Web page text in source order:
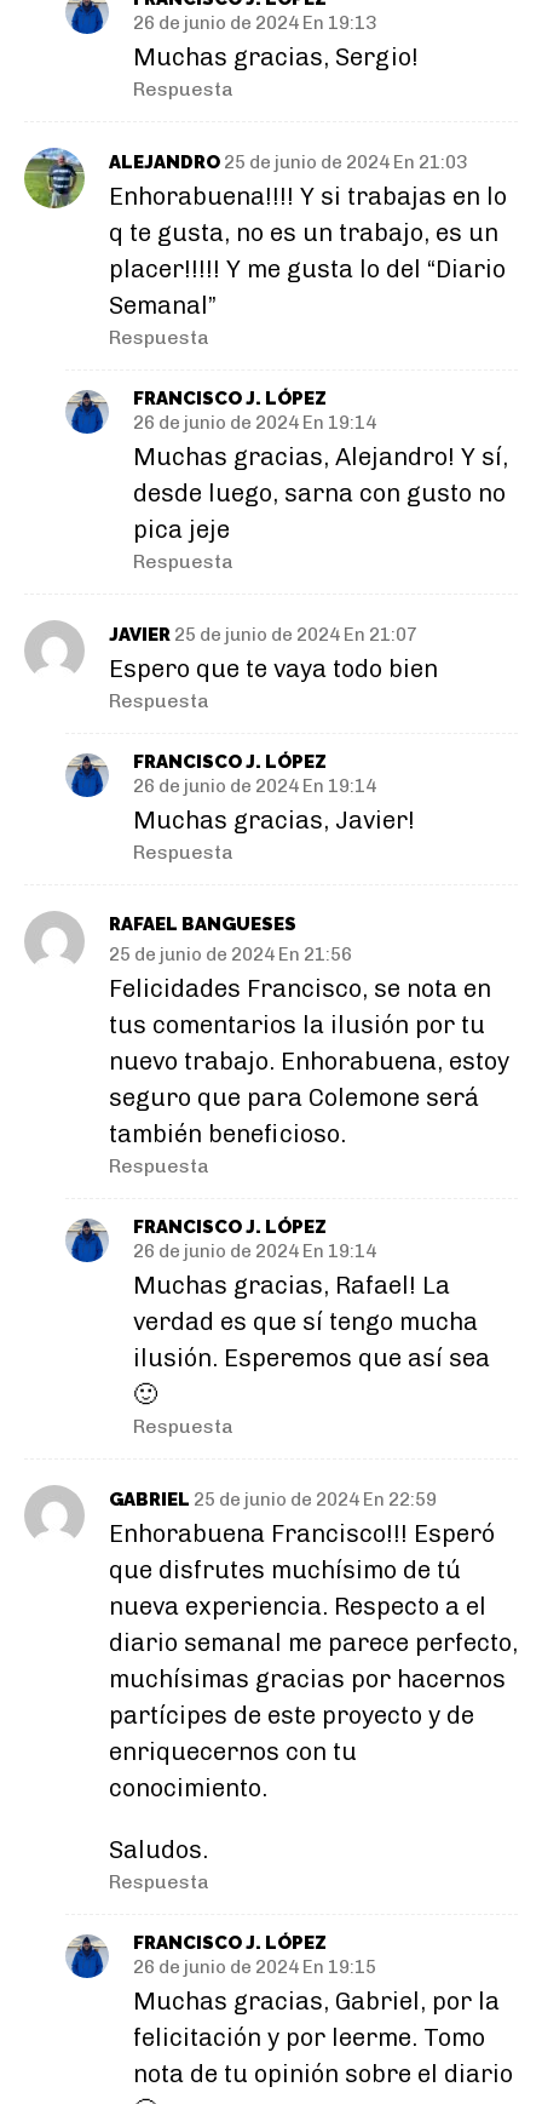
26 de junio de 2024 En 19:13
Muchas gracias, Sergio!
Respuesta
ALEJANDRO 25 de junio de 2024 En 21:03
Enhorabuena!!!! Y si trabajas en lo
q te gusta, no es un trabajo, es un
placer!!!!! Y me gusta lo del “Diario
Semanal”
Respuesta
FRANCISCO J. LÓPEZ
26 de junio de 2024 En 19:14
Muchas gracias, Alejandro! Y sí,
desde luego, sarna con gusto no
pica jeje
Respuesta
JAVIER 25 de junio de 2024 En 21:07
Espero que te vaya todo bien
Respuesta
FRANCISCO J. LÓPEZ
26 de junio de 2024 En 19:14
Muchas gracias, Javier!
Respuesta
RAFAEL BANGUESES
25 de junio de 2024 En 21:56
Felicidades Francisco, se nota en
tus comentarios la ilusión por tu
nuevo trabajo. Enhorabuena, estoy
seguro que para Colemone será
también beneficioso.
Respuesta
FRANCISCO J. LÓPEZ
26 de junio de 2024 En 19:14
Muchas gracias, Rafael! La
verdad es que sí tengo mucha
ilusión. Esperemos que así sea
🙂
Respuesta
GABRIEL 25 de junio de 2024 En 22:59
Enhorabuena Francisco!!! Esperó
que disfrutes muchísimo de tú
nueva experiencia. Respecto a el
diario semanal me parece perfecto,
muchísimas gracias por hacernos
partícipes de este proyecto y de
enriquecernos con tu
conocimiento.
Saludos.
Respuesta
FRANCISCO J. LÓPEZ
26 de junio de 2024 En 19:15
Muchas gracias, Gabriel, por la
felicitación y por leerme. Tomo
nota de tu opinión sobre el diario